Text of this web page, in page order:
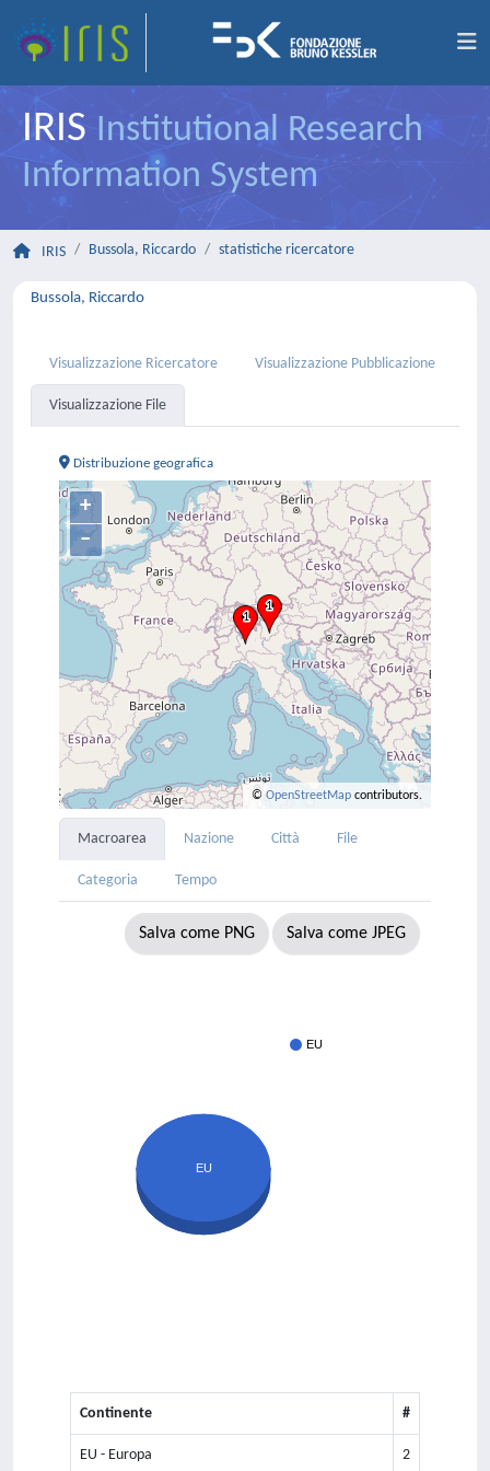
IRIS Institutional Research
Information System
IRIS Bussola, Riccardo statistiche ricercatore
Bussola, Riccardo
Visualizzazione Ricercatore Visualizzazione Pubblicazione
Visualizzazione File
Distribuzione geografica
+
–
© OpenStreetMap contributors.
Macroarea Nazione Città File
Categoria Tempo
Salva come PNG Salva come JPEG
EU
EU
Continente #
EU - Europa 2